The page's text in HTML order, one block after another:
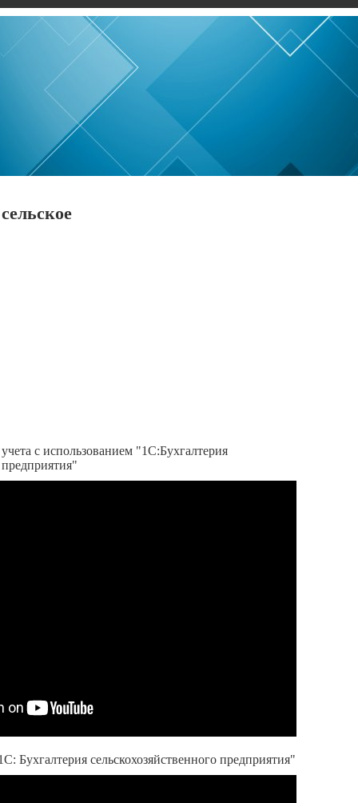
с использованием "1С:Бухгалтерия
предприятия"
Бухгалтерия сельскохозяйственного предприятия"